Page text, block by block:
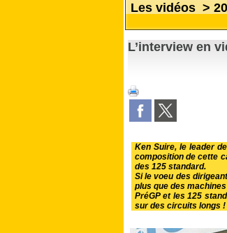
Les vidéos >
L’interview en
Ken Suire, le leader
composition de cette
des 125 standard.
Si le voeu des
plus que des
PréGP et les 125
sur des circuits longs !